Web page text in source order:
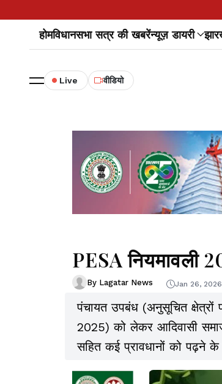
होमविधानसभा सत्र की खबरेंन्यूज़ डायरी
Live वीडियो
PESA नियमावली
By Lagatar News Jan 26, 2026
पंचायत उपबंध (अनुसूचित क्षेत्रों
2025) को लेकर आदिवासी
सहित कई प्रावधानों को पढ़ने
का प्रबंधन आखिर किस ग्राम